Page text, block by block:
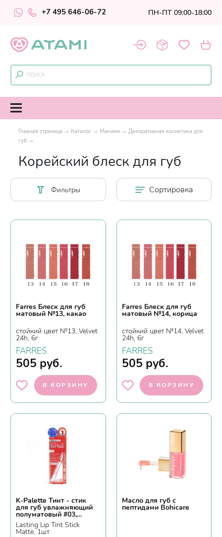
+7 495 646-06-72 ПН-ПТ 09:00-18:00
Главная страница Каталог Макияж
Декоративная косметика для
губ
Корейский блеск для губ
Фильтры Сортировка
Farres Блеск для губ
матовый №13, какао
стойкий цвет №13, Velvet
24h, 6г
FARRES
505 руб.
В КОРЗИНУ
Farres Блеск для губ
матовый №14, корица
стойкий цвет №14, Velvet
24h, 6г
FARRES
505 руб.
В КОРЗИНУ
K-Palette Тинт - стик
для губ увлажняющий
полуматовый #03,
терракотовый
Lasting Lip Tint Stick
Matte, 1шт
Масло для губ с
пептидами Bohicare